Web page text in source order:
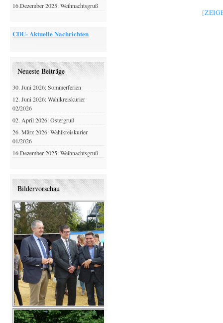
16.Dezember 2025: Weihnachtsgruß
CDU- Aktuelle Nachrichten
Neueste Beiträge
30. Juni 2026: Sommerferien
12. Juni 2026: Wahlkreiskurier
02/2026
02. April 2026: Ostergruß
26. März 2026: Wahlkreiskurier
01/2026
16.Dezember 2025: Weihnachtsgruß
Bildervorschau